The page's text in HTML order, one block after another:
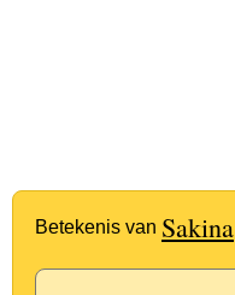
Betekenis van Sakina